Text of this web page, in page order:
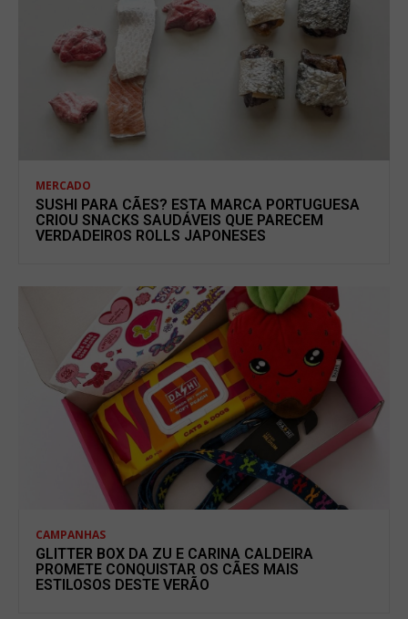
MERCADO
SUSHI PARA CÃES? ESTA MARCA PORTUGUESA
CRIOU SNACKS SAUDÁVEIS QUE PARECEM
VERDADEIROS ROLLS JAPONESES
CAMPANHAS
GLITTER BOX DA ZU E CARINA CALDEIRA
PROMETE CONQUISTAR OS CÃES MAIS
ESTILOSOS DESTE VERÃO